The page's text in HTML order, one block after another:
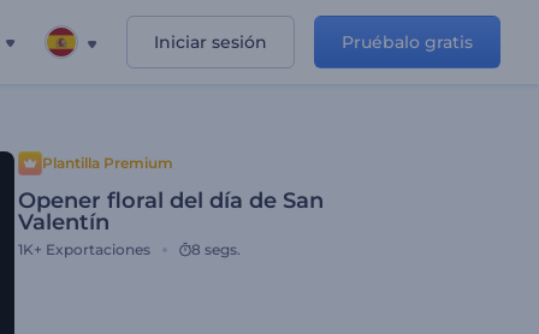
Iniciar sesión Pruébalo gratis
Plantilla Premium
Opener floral del día de San
Valentín
1K+ Exportaciones 8 segs.